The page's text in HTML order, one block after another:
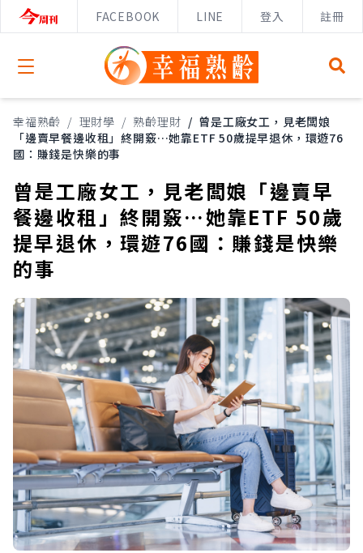
FACEBOOK LINE 登入 註冊
Open menu
幸福熟齡 / 理財學 / 熟齡理財 / 曾是工廠女工，見老闆娘
「邊賣早餐邊收租」終開竅…她靠ETF 50歲提早退休，環遊76
國：賺錢是快樂的事
曾是工廠女工，見老闆娘「邊賣早
餐邊收租」終開竅…她靠ETF 50歲
提早退休，環遊76國：賺錢是快樂
的事